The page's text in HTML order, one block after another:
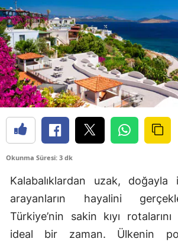
Okunma Süresi: 3 dk
Kalabalıklardan uzak,
arayanların hayalini
Türkiye’nin sakin kıyı
ideal bir zaman. Ülkenin